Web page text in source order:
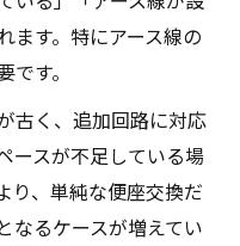
ます。特にアース線の
す。
古く、追加回路に対応
ースが不足している場
り、単純な便座交換だ
なるケースが増えてい